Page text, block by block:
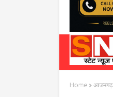
Home आजमगढ़